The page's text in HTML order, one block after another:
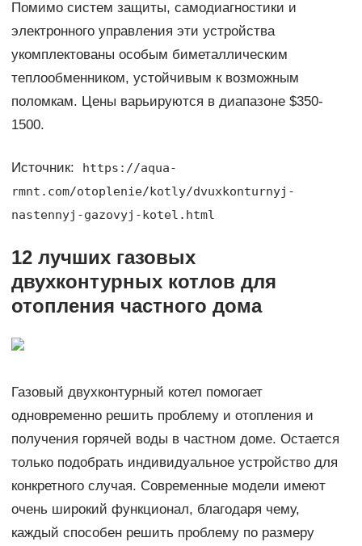
Помимо систем защиты, самодиагностики и
электронного управления эти устройства
укомплектованы особым биметаллическим
теплообменником, устойчивым к возможным
поломкам. Цены варьируются в диапазоне $350-
1500.
Источник:
https://aqua-
rmnt.com/otoplenie/kotly/dvuxkonturnyj-
nastennyj-gazovyj-kotel.html
12 лучших газовых
двухконтурных котлов для
отопления частного дома
Газовый двухконтурный котел помогает
одновременно решить проблему и отопления и
получения горячей воды в частном доме. Остается
только подобрать индивидуальное устройство для
конкретного случая. Современные модели имеют
очень широкий функционал, благодаря чему,
каждый способен решить проблему по размеру